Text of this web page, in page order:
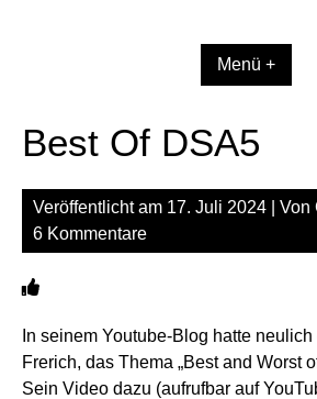
Menü +
Best Of DSA5
Veröffentlicht am 17. Juli 2024 | Von
6 Kommentare
In seinem Youtube-Blog hatte
Frerich, das Thema „Best and Worst
Sein Video dazu (aufrufbar auf